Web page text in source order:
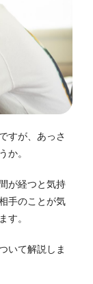
すが、あっさ
か。
が経つと気持
手のことが気
す。
いて解説しま